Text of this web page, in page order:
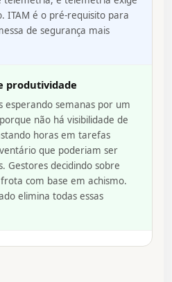
ITAM é o pré-requisito para
de segurança mais
produtividade
esperando semanas por um
não há visibilidade de
horas em tarefas
que poderiam ser
Gestores decidindo sobre
com base em achismo.
elimina todas essas